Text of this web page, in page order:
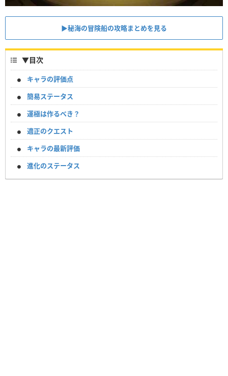
▶︎秘海の冒険船の攻略まとめを見る
▼目次
キャラの評価点
簡易ステータス
運極は作るべき？
適正のクエスト
キャラの最新評価
進化のステータス